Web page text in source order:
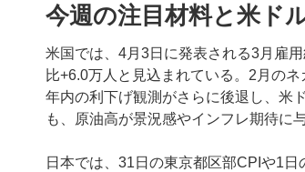
今週の注目材料と米ド
米国では、4月3日に発表される3月雇
比+6.0万人と見込まれている。2月の
年内の利下げ観測がさらに後退し、米
も、原油高が景況感やインフレ期待に
日本では、31日の東京都区部CPIや1